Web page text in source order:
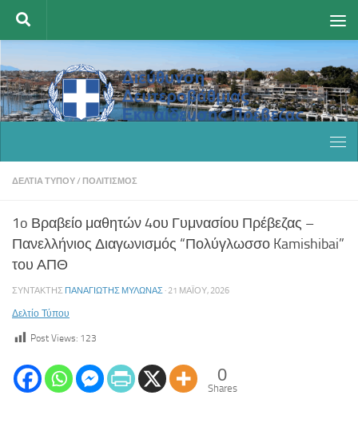
Skip to content
ΔΕΛΤΊΑ ΤΎΠΟΥ / ΠΟΛΙΤΙΣΜΌΣ
1o Βραβείο μαθητών 4ου Γυμνασίου Πρέβεζας –
Πανελλήνιος Διαγωνισμός “Πολύγλωσσο Kamishibai”
του ΑΠΘ
ΣΥΝΤΆΚΤΗΣ ΠΑΝΑΓΙΏΤΗΣ ΜΥΛΩΝΆΣ · 21 ΜΑΪ́ΟΥ, 2026
Δελτίο Τύπου
Post Views: 123
0
Shares